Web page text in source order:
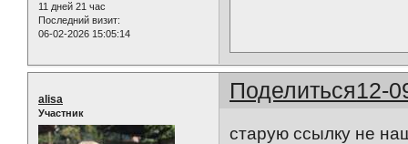
11 дней 21 час
Последний визит:
06-02-2026 15:05:14
Поделиться12-
alisa
Участник
старую ссылку не